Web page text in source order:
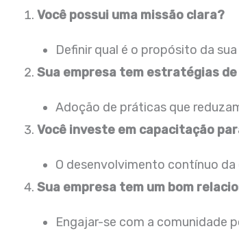
Você possui uma missão clara?
Definir qual é o propósito da
Sua empresa tem estratégias
Adoção de práticas que
Você investe em capacitação
O desenvolvimento contínuo
Sua empresa tem um bom
Engajar-se com a comunidade